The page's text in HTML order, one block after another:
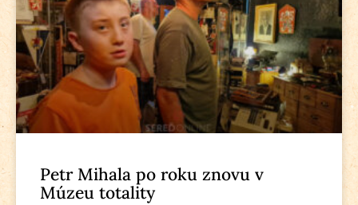
Petr Mihala po roku znovu v
Múzeu totality